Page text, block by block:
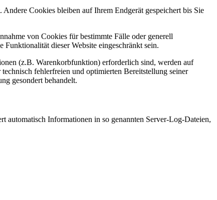
Cookies bleiben auf Ihrem Endgerät gespeichert bis Sie
von Cookies für bestimmte Fälle oder generell
dieser Website eingeschränkt sein.
(z.B. Warenkorbfunktion) erforderlich sind, werden auf
fehlerfreien und optimierten Bereitstellung seiner
gesondert behandelt.
Informationen in so genannten Server-Log-Dateien,